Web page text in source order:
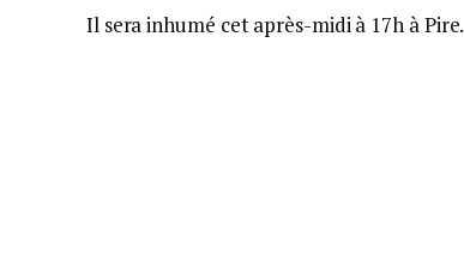
Il sera inhumé cet après-midi à 17h à Pire.